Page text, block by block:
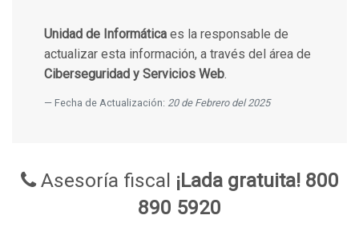
Unidad de Informáticaes la responsable de
actualizar esta información, a través del área de
Ciberseguridad y Servicios Web.
Fecha de Actualización: 20 de Febrero del 2025
Asesoría fiscal ¡Lada gratuita! 800
890 5920